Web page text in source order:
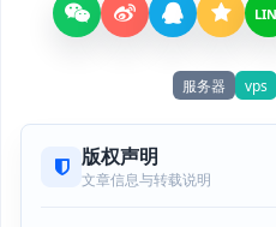
服务器 vps
版权声明
文章信息与转载说明